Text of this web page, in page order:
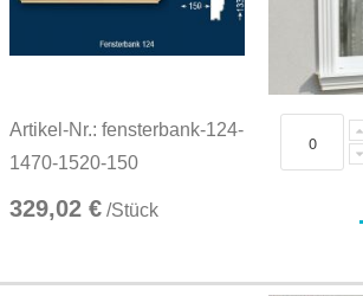
Artikel-Nr.: fensterbank-124-
1470-1520-150
329,02 € /Stück